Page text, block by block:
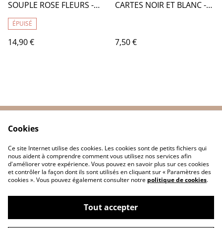
SOUPLE ROSE FLEURS -
ÉPUISÉ
14,90 €
CARTES NOIR ET BLANC -
7,50 €
Politique de
confidentialité
Politique de cookies
©2026TRESSAG'ART
Cookies
Ce site Internet utilise des cookies. Les cookies sont de petits fichiers qui
nous aident à comprendre comment vous utilisez nos services afin
d'améliorer votre expérience. Vous pouvez en savoir plus sur ces cookies
et contrôler la façon dont ils sont utilisés en cliquant sur « Paramètres des
cookies ». Vous pouvez également consulter notre politique de cookies.
Tout accepter